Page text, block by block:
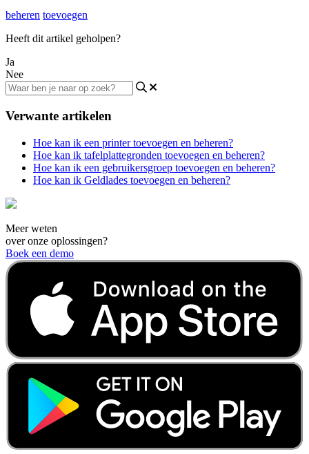
beheren toevoegen
Heeft dit artikel geholpen?
Ja
Nee
Verwante artikelen
Hoe kan ik een printer toevoegen en beheren?
Hoe kan ik tafelplattegronden toevoegen en beheren?
Hoe kan ik een gebruikersgroep toevoegen en beheren?
Hoe kan ik Geldlades toevoegen en beheren?
Meer weten
over onze oplossingen?
Boek een demo